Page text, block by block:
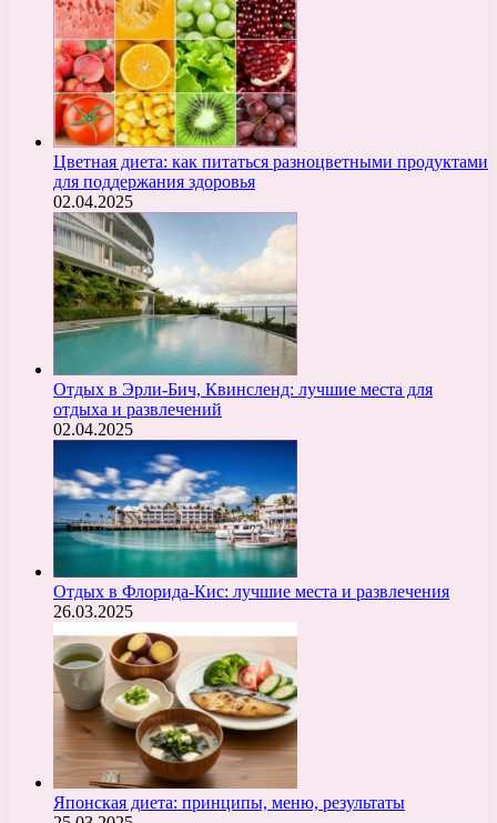
Цветная диета: как питаться разноцветными продуктами
для поддержания здоровья
02.04.2025
Отдых в Эрли-Бич, Квинсленд: лучшие места для
отдыха и развлечений
02.04.2025
Отдых в Флорида-Кис: лучшие места и развлечения
26.03.2025
Японская диета: принципы, меню, результаты